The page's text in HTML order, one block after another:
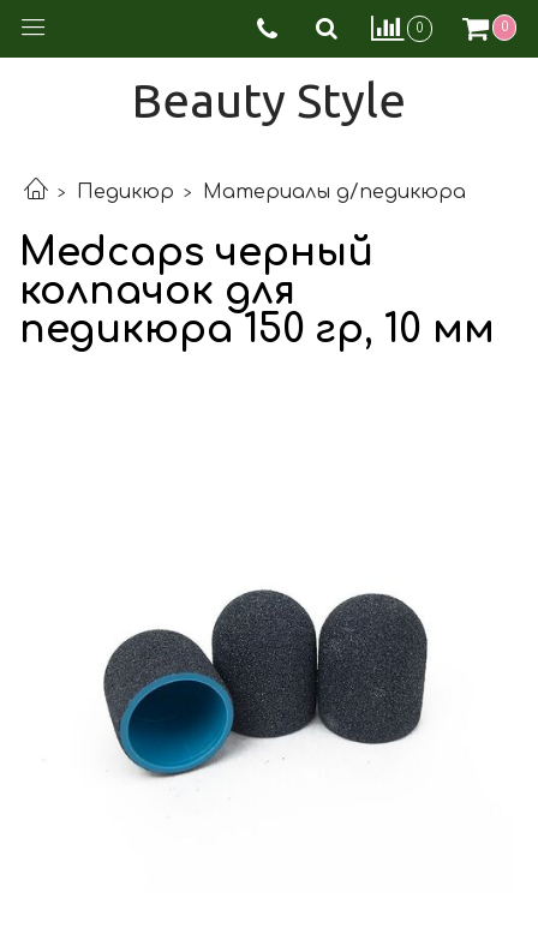
0 0
Beauty Style
Педикюр Материалы д/педикюра
Medcaps черный
колпачок для
педикюра 150 гр, 10 мм